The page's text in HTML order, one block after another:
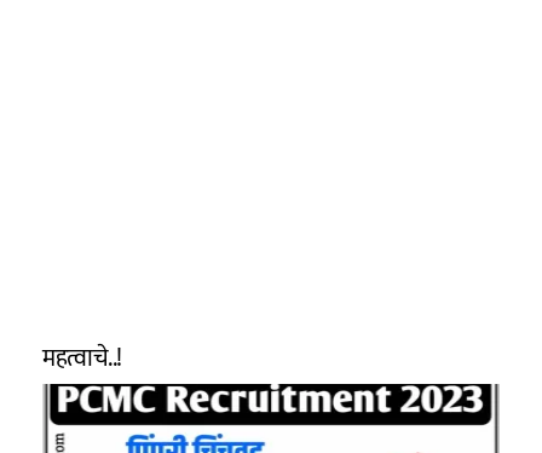
महत्वाचे..!